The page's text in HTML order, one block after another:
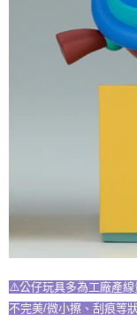
⚠️公仔玩具多為工廠產線
不完美/微小擦、刮痕等